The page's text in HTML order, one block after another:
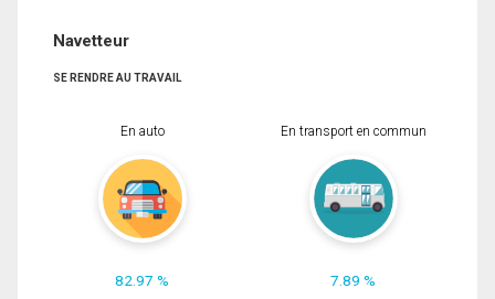
Navetteur
SE RENDRE AU TRAVAIL
En auto
82.97 %
En transport en commun
7.89 %